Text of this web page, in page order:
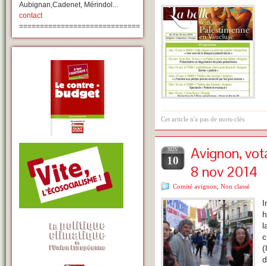
Aubignan,Cadenet, Mérindol...
contact
=============================
Cet article n'a pas de mots-clés
NOV
10
Avignon,
8 nov 2014
Comité avignon Non classé